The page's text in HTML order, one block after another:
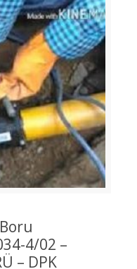
4/02 –
– DPK